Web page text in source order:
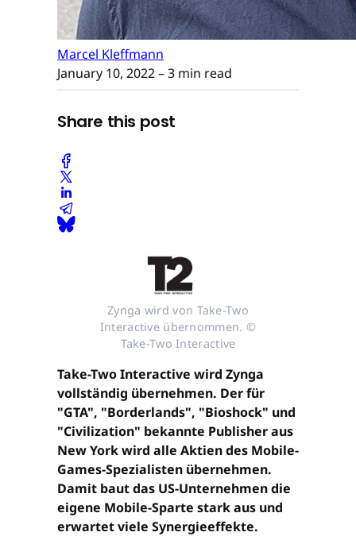
Marcel Kleffmann
January 10, 2022– 3 min read
Share this post
Zynga wird von Take-Two
Interactive übernommen. ©
Take-Two Interactive
Take-Two Interactive wird Zynga
vollständig übernehmen. Der für
"GTA", "Borderlands", "Bioshock" und
"Civilization" bekannte Publisher aus
New York wird alle Aktien des Mobile-
Games-Spezialisten übernehmen.
Damit baut das US-Unternehmen die
eigene Mobile-Sparte stark aus und
erwartet viele Synergieeffekte.